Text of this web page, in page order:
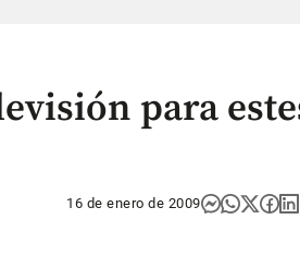
para
16 de enero de 2009